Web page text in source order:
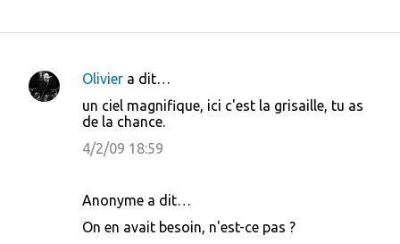
C
Olivier a dit…
un ciel magnifique, ici c'est la grisaille, tu as
de la chance.
4/2/09 18:59
Anonyme a dit…
On en avait besoin, n'est-ce pas ?